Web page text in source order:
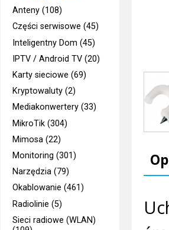
Anteny (108)
Części serwisowe (45)
Inteligentny Dom (45)
IPTV / Android TV (20)
Karty sieciowe (69)
Kryptowaluty (2)
Mediakonwertery (33)
MikroTik (304)
Mimosa (22)
Monitoring (301)
Narzędzia (79)
Okablowanie (461)
Radiolinie (5)
Sieci radiowe (WLAN)